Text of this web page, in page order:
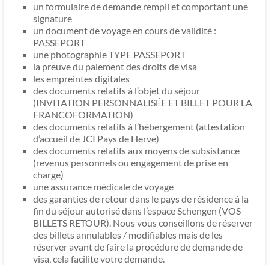
un formulaire de demande rempli et comportant une
signature
un document de voyage en cours de validité :
PASSEPORT
une photographie TYPE PASSEPORT
la preuve du paiement des droits de visa
les empreintes digitales
des documents relatifs à l’objet du séjour
(INVITATION PERSONNALISÉE ET BILLET POUR LA
FRANCOFORMATION)
des documents relatifs à l’hébergement (attestation
d’accueil de JCI Pays de Herve)
des documents relatifs aux moyens de subsistance
(revenus personnels ou engagement de prise en
charge)
une assurance médicale de voyage
des garanties de retour dans le pays de résidence à la
fin du séjour autorisé dans l’espace Schengen (VOS
BILLETS RETOUR). Nous vous conseillons de réserver
des billets annulables / modifiables mais de les
réserver avant de faire la procédure de demande de
visa, cela facilite votre demande.